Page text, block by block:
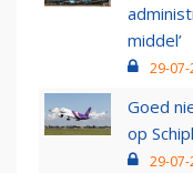
middel’
29-
Goed
op
29-